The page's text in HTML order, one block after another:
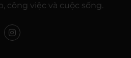
công việc và cuộc sống.